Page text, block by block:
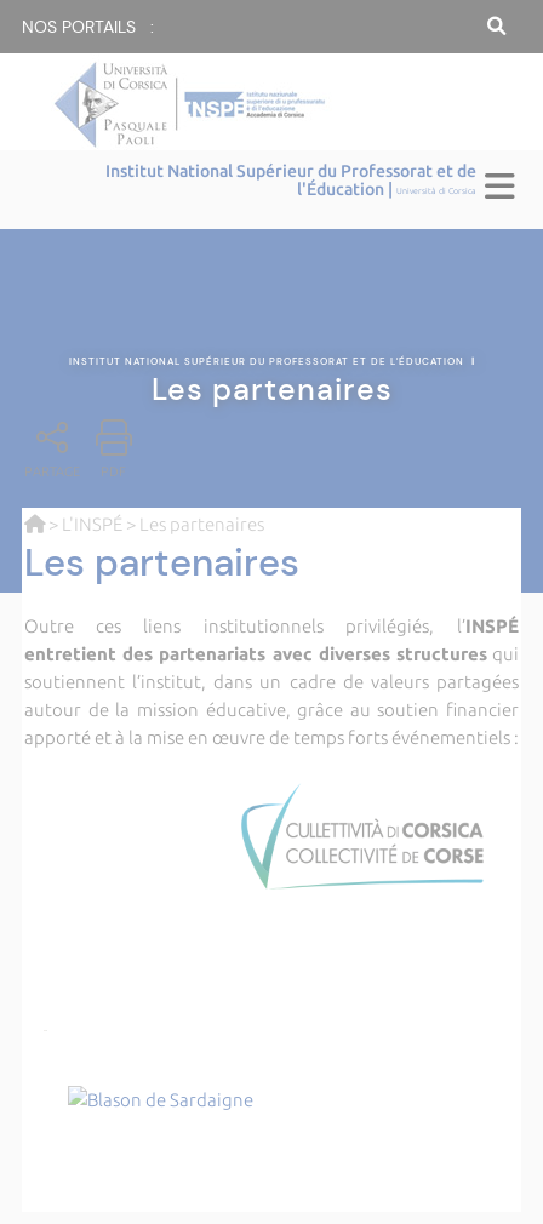
NOS PORTAILS :
Institut National Supérieur du Professorat et de
l'Éducation |Università di Corsica
INSTITUT NATIONAL SUPÉRIEUR DU PROFESSORAT ET DE L'ÉDUCATION |
Les partenaires
PARTAGE PDF
> L'INSPÉ > Les partenaires
Les partenaires
Outre ces liens institutionnels privilégiés, l’INSPÉ
entretient des partenariats avec diverses structuresqui
soutiennent l’institut, dans un cadre de valeurs partagées
autour de la mission éducative, grâce au soutien financier
apporté et à la mise en œuvre de temps forts événementiels :